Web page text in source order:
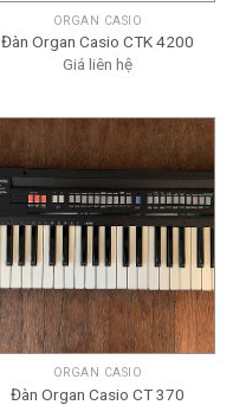
ORGAN CASIO
Đàn Organ Casio CTK 4200
Giá liên hệ
ORGAN CASIO
Đàn Organ Casio CT 370